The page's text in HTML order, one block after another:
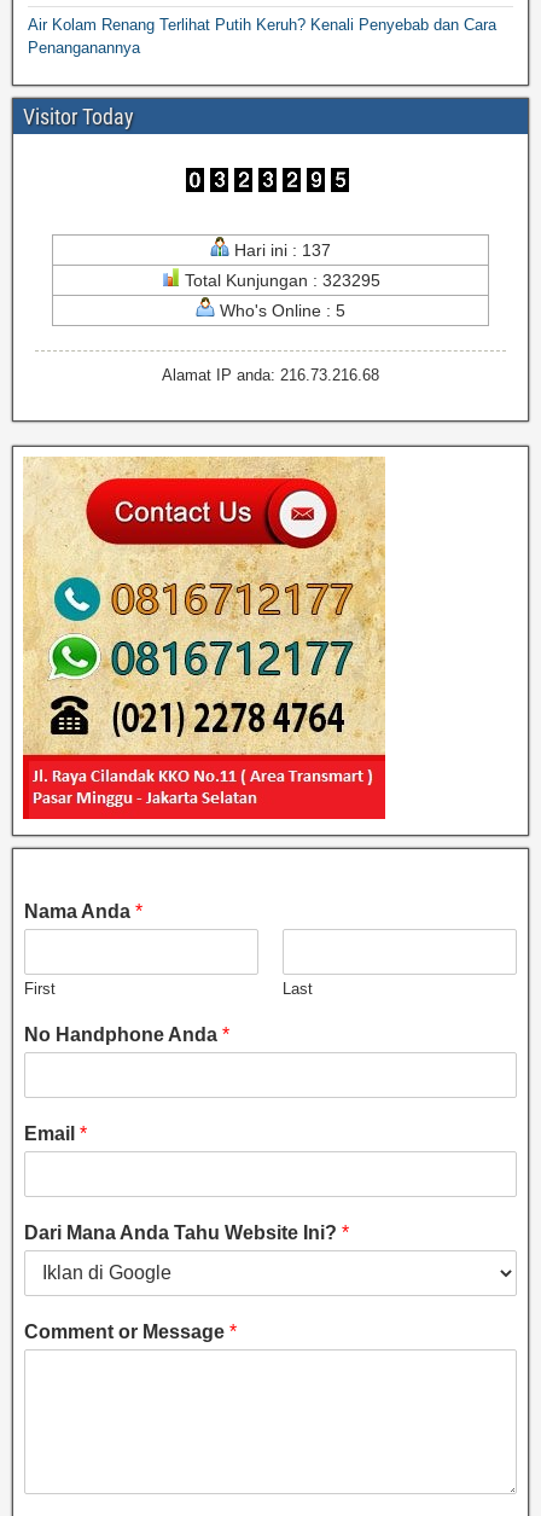
Air Kolam Renang Terlihat Putih Keruh? Kenali Penyebab dan Cara
Penanganannya
Visitor Today
Hari ini : 137
Total Kunjungan : 323295
Who's Online : 5
Alamat IP anda: 216.73.216.68
Nama Anda *
First Last
No Handphone Anda *
Email *
Dari Mana Anda Tahu Website Ini? *
Comment or Message *